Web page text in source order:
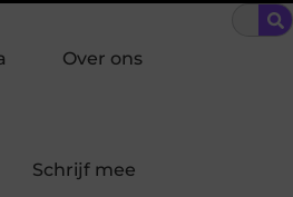
jouw buurt in Laren?
Over ons
Schrijf mee